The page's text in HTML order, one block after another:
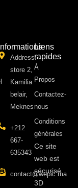
Informations
Address:
store 2,
Kamilia
belair,
Meknes
+212
667-
635343
contact@wepic.ma
Liens
rapides
À
Propos ​
Contactez-
nous
Conditions
générales
Ce site
web est
sécurisé
3D